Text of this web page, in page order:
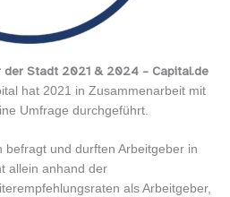
der Stadt 2021 & 2024 – Capital.de
hat 2021 in Zusammenarbeit mit
Umfrage durchgeführt.
befragt und durften Arbeitgeber in
allein anhand der
als Arbeitgeber,